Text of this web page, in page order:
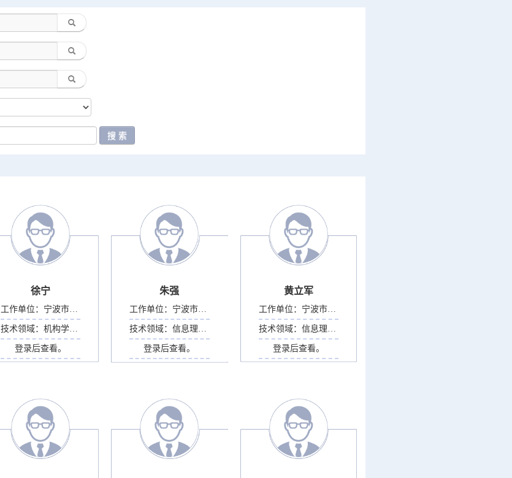
徐宁
工作单位： 宁波市规划与地理信息...
技术领域： 机构学与机器人
登录后查看。
朱强
工作单位： 宁波市规划与地理信息...
技术领域：信息理论与信息系统
登录后查看。
黄立军
工作单位： 宁波市对外经济贸易信...
技术领域： 信息理论与信息系统
登录后查看。